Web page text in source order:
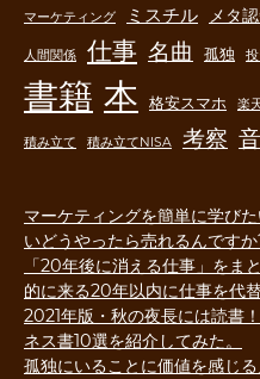
マーケティング
ミスチル メタ
人間関係 仕事 名曲 孤独
書籍 本 格安スマホ 楽
積み立て 積み立てNISA 考察
マーケティングを簡単に学び
いどうやったら売れるんです
「20年後に消える仕事」をま
的に来る20年以内に仕事を代
2021年版・秋の夜長には読書
ネス書10選を紹介してみた。
孤独にいることに価値を感じ